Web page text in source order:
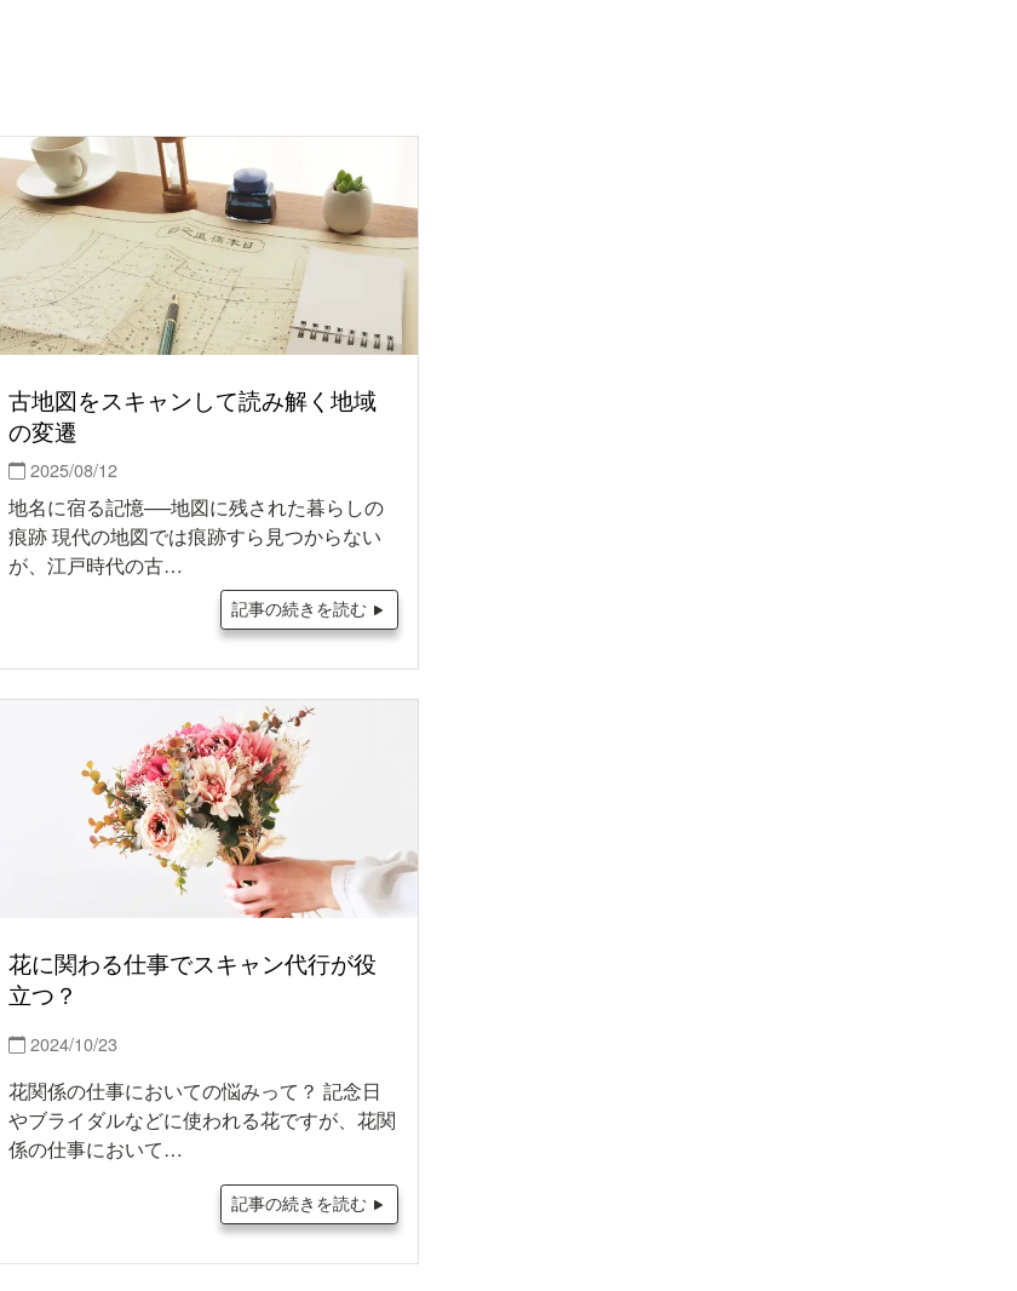
古地図をスキャンして読み解く地域
の変遷
2025/08/12
地名に宿る記憶──地図に残された暮らしの
痕跡 現代の地図では痕跡すら見つからない
が、江戸時代の古…
記事の続きを読む
花に関わる仕事でスキャン代行が役
立つ？
2024/10/23
花関係の仕事においての悩みって？ 記念日
やブライダルなどに使われる花ですが、花関
係の仕事において…
記事の続きを読む